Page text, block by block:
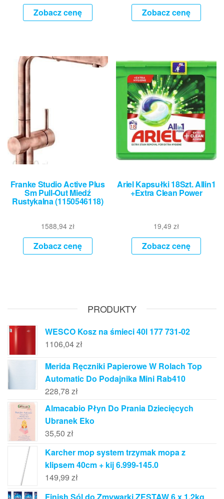
Zobacz cenę Zobacz cenę
Franke Studio Active Plus
Sm Pull-Out Miedź
Rustykalna (1150546118)
1588,94 zł
Zobacz cenę
Ariel Kapsułki 18Szt. Allin1
+Extra Clean Power
19,49zł
Zobacz cenę
PRODUKTY
WESCO Kosz na śmieci 40l 177 731-02
1106,04zł
Merida Ręczniki Papierowe W Rolach Top
Automatic Do Podajnika Mini Rab410
228,78 zł
Almacabio Płyn Do Prania Dziecięcych
Ubranek Eko
35,50 zł
Karcher mop system trzymak mopa z
klipsem 40cm + kij 6.999-145.0
149,99 zł